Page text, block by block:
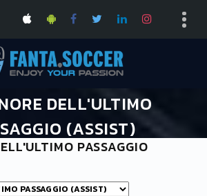
DELL'ULTIMO
(ASSIST)
IL SIGNORE DELL'ULTIMO PASSAGGIO (ASSIST)
PASSAGGIO